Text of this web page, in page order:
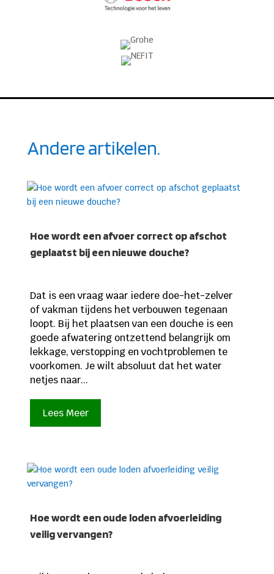
Andere artikelen.
Hoe wordt een afvoer correct op afschot
geplaatst bij een nieuwe douche?
Dat is een vraag waar iedere doe-het-zelver
of vakman tijdens het verbouwen tegenaan
loopt. Bij het plaatsen van een douche is een
goede afwatering ontzettend belangrijk om
lekkage, verstopping en vochtproblemen te
voorkomen. Je wilt absoluut dat het water
netjes naar...
Lees Meer
Hoe wordt een oude loden afvoerleiding
veilig vervangen?